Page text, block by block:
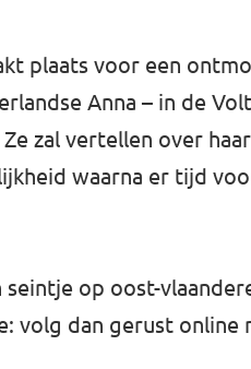
plaats voor een
Anna – in de
zal vertellen over
waarna er tijd
seintje op oost-
volg dan gerust online